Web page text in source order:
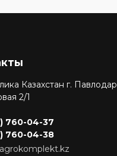
Казахстан г. Павлодар
2/1
760-04-37
760-04-38